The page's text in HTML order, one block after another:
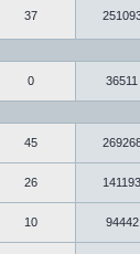
37
0 36511
45
26 141193
10 94442